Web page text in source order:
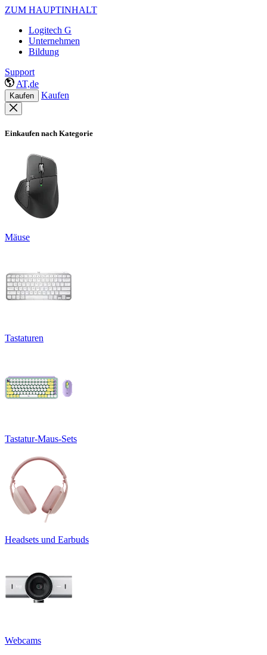
ZUM HAUPTINHALT
Logitech G
Unternehmen
Bildung
Support
AT,de
Kaufen Kaufen
Einkaufen nach Kategorie
Mäuse
Tastaturen
Tastatur-Maus-Sets
Headsets und Earbuds
Webcams